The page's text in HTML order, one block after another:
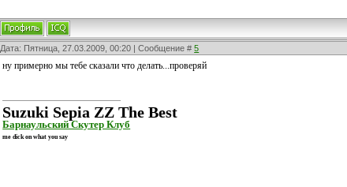
Дата: Пятница, 27.03.2009, 00:20 | Сообщение #5
ну примерно мы тебе сказали что делать...проверяй
Suzuki Sepia ZZ The Best
Барнаульский Скутер Клуб
me dick on what you say